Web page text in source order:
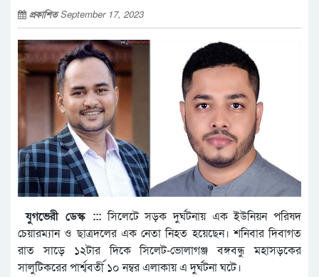
প্রকাশিতSeptember 17, 2023
যুগভেরী ডেস্ক ::: সিলেটে সড়ক দুর্ঘটনায় এক ইউনিয়ন পরিষদ
চেয়ারম্যান ও ছাত্রদলের এক নেতা নিহত হয়েছেন। শনিবার দিবাগত
রাত সাড়ে ১২টার দিকে সিলেট-ভোলাগঞ্জ বঙ্গবন্ধু মহাসড়কের
সালুটিকরের পার্শ্ববর্তী ১০ নম্বর এলাকায় এ দুর্ঘটনা ঘটে।